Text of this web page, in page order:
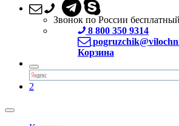
Звонок по России бесплатный
8 800 350 9314
Корзина
2